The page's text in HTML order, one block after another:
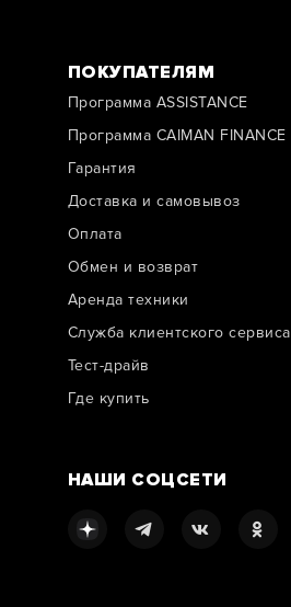
ПОКУПАТЕЛЯМ
Программа ASSISTANCE
Программа CAIMAN FINANCE
Гарантия
Доставка и самовывоз
Оплата
Обмен и возврат
Аренда техники
Служба клиентского сервиса
Тест-драйв
Где купить
НАШИ СОЦСЕТИ